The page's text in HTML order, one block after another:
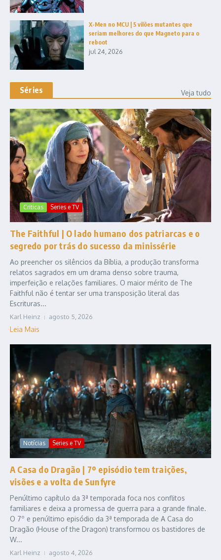
X-Men no MCU | 5 vilões mutantes que
seriam melhores do que Magneto para o
reboot
jul 24, 2026
Séries Veja tudo
Criticas Series e TV
The Faithful | O lado humano dos patriarcas e o
segredo por trás do sucesso da minissérie
Ao preencher os silêncios da Bíblia, a produção transforma
relatos sagrados em um drama denso sobre trauma,
imperfeição e relações familiares. O maior mérito de The
Faithful não é tentar ser uma transposição literal das
Escrituras...
Karl Heinz agosto 5, 2026
Leia Mais
Notícias Series e TV
A Casa do Dragão | 7º episódio tem traições,
visões e a volta de Sunfyre
Penúltimo capítulo da 3ª temporada foca nos conflitos
familiares e deixa a promessa de guerra para a grande finale.
O 7º e penúltimo episódio da 3ª temporada de A Casa do
Dragão (House of the Dragon) transformou os bastidores de
W...
Karl Heinz agosto 4, 2026